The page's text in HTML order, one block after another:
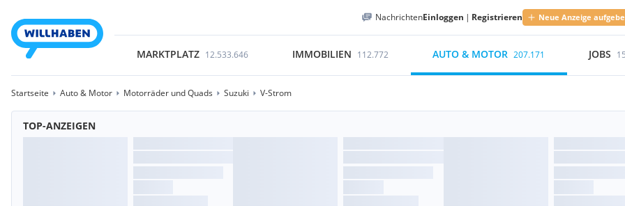
NachrichtenEinloggen | Registrieren Neue Anzeige
MARKTPLATZ 12.533.646 IMMOBILIEN 112.772 AUTO & MOTOR 207.171 JOBS
Startseite Auto & Motor Motorräder und Quads Suzuki V-Strom
TOP-ANZEIGEN